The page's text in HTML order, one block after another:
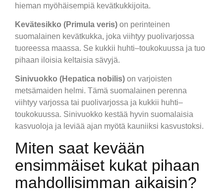
hieman myöhäisempiä kevätkukkijoita.
Kevätesikko (Primula veris) on perinteinen
suomalainen kevätkukka, joka viihtyy puolivarjossa
tuoreessa maassa. Se kukkii huhti–toukokuussa ja tuo
pihaan iloisia keltaisia sävyjä.
Sinivuokko (Hepatica nobilis) on varjoisten
metsämaiden helmi. Tämä suomalainen perenna
viihtyy varjossa tai puolivarjossa ja kukkii huhti–
toukokuussa. Sinivuokko kestää hyvin suomalaisia
kasvuoloja ja leviää ajan myötä kauniiksi kasvustoksi.
Miten saat kevään
ensimmäiset kukat pihaan
mahdollisimman aikaisin?